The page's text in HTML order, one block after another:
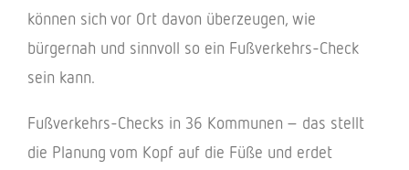
können sich vor Ort davon überzeugen, wie
bürgernah und sinnvoll so ein Fußverkehrs-Check
sein kann.
Fußverkehrs-Checks in 36 Kommunen – das stellt
die Planung vom Kopf auf die Füße und erdet